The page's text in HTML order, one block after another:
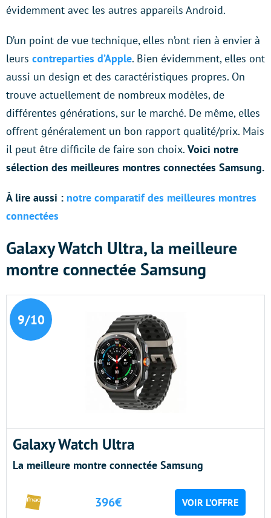
évidemment avec les autres appareils Android.
D’un point de vue technique, elles n’ont rien à envier à
leurs contreparties d’Apple. Bien évidemment, elles ont
aussi un design et des caractéristiques propres. On
trouve actuellement de nombreux modèles, de
différentes générations, sur le marché. De même, elles
offrent généralement un bon rapport qualité/prix. Mais
il peut être difficile de faire son choix. Voici notre
sélection des meilleures montres connectées Samsung.
À lire aussi : notre comparatif des meilleures montres
connectées
Galaxy Watch Ultra, la meilleure
montre connectée Samsung
9/10
Galaxy Watch Ultra
La meilleure montre connectée Samsung
396€ VOIR L’OFFRE